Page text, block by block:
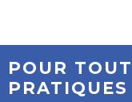
POUR
PRATIQUES